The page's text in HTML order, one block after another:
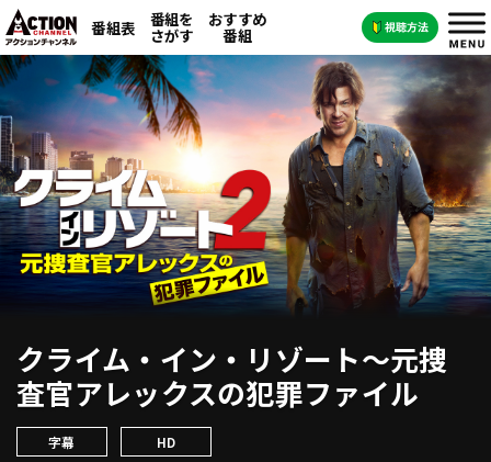
番組表 番組を
さがす
おすすめ
番組
クライム・イン・リゾート～元捜
査官アレックスの犯罪ファイル
字幕 HD